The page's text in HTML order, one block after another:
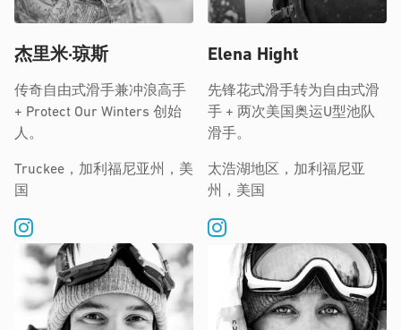
杰里米·琼斯
传奇自由式滑手兼冲浪高手
+ Protect Our Winters 创始
人。
Truckee，加利福尼亚州，美
国
Elena Hight
先锋花式滑手转为自由式滑
手 + 两次美国奥运U型池队
滑手。
太浩湖地区，加利福尼亚
州，美国